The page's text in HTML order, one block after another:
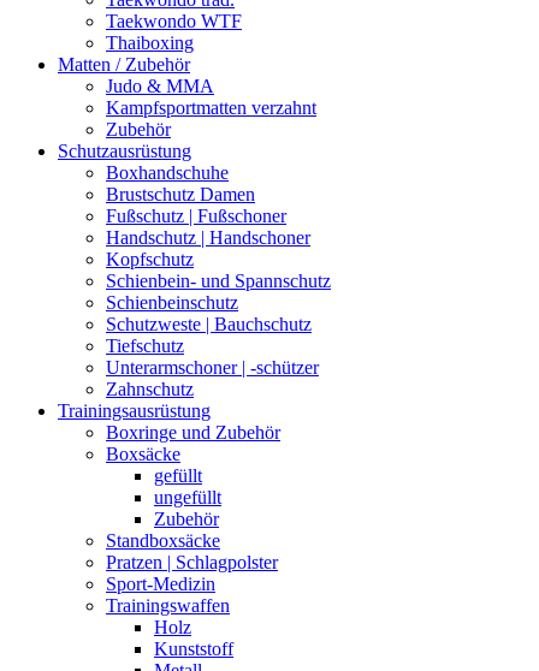
Taekwondo WTF
Thaiboxing
Matten / Zubehör
Judo & MMA
Kampfsportmatten verzahnt
Zubehör
Schutzausrüstung
Boxhandschuhe
Brustschutz Damen
Fußschutz | Fußschoner
Handschutz | Handschoner
Kopfschutz
Schienbein- und Spannschutz
Schienbeinschutz
Schutzweste | Bauchschutz
Tiefschutz
Unterarmschoner | -schützer
Zahnschutz
Trainingsausrüstung
Boxringe und Zubehör
Boxsäcke
gefüllt
ungefüllt
Zubehör
Standboxsäcke
Pratzen | Schlagpolster
Sport-Medizin
Trainingswaffen
Holz
Kunststoff